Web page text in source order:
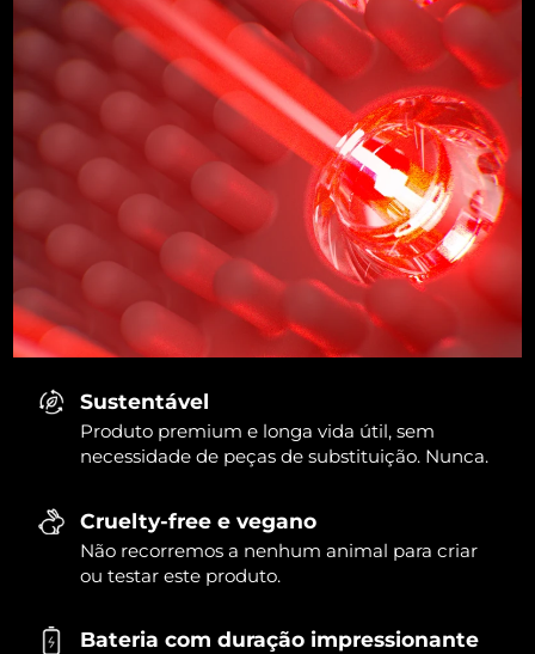
Sustentável
Produto premium e longa vida útil, sem
necessidade de peças de substituição. Nunca.
Cruelty-free e vegano
Não recorremos a nenhum animal para criar
ou testar este produto.
Bateria com duração impressionante